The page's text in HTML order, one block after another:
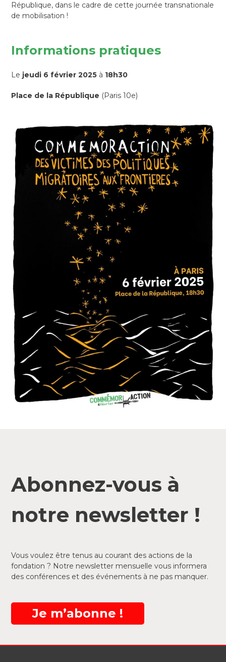
République, dans le cadre de cette journée transnationale
de mobilisation !
Informations pratiques
Le jeudi 6 février 2025 à 18h30
Place de la République (Paris 10e)
Abonnez-vous à
notre newsletter !
Vous voulez être tenus au courant des actions de la
fondation ? Notre newsletter mensuelle vous informera
des conférences et des événements à ne pas manquer.
Je m’abonne !